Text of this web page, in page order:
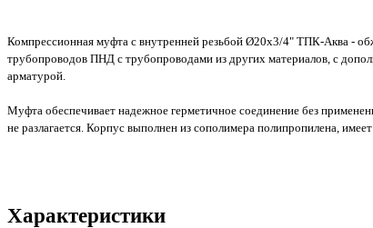
Компрессионная муфта с внутренней резьбой Ø20х3/4" ТПК-Аква -
трубопроводов ПНД с трубопроводами из других материалов, с
арматурой.
Муфта обеспечивает надежное герметичное соединение без
не разлагается. Корпус выполнен из сополимера полипропилена,
Характеристики